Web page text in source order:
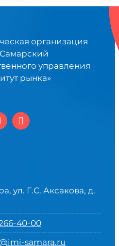
организация
управления
рынка»
ул. Г.С. Аксакова, д.
40-00
samara.ru